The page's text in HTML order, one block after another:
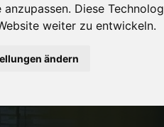
Diese
weiter zu entwickeln.
ändern